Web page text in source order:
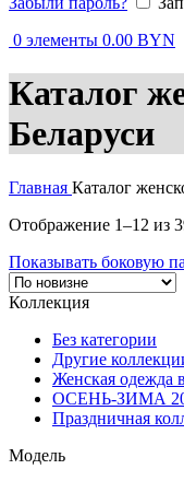
0 элементы 0.00 BYN
Каталог
Беларуси
Главная Каталог
Отображение 1–12 из
Показывать боковую
Коллекция
Без категории
Другие
Женская одежда
ОСЕНЬ-ЗИМА
Праздничная
Модель